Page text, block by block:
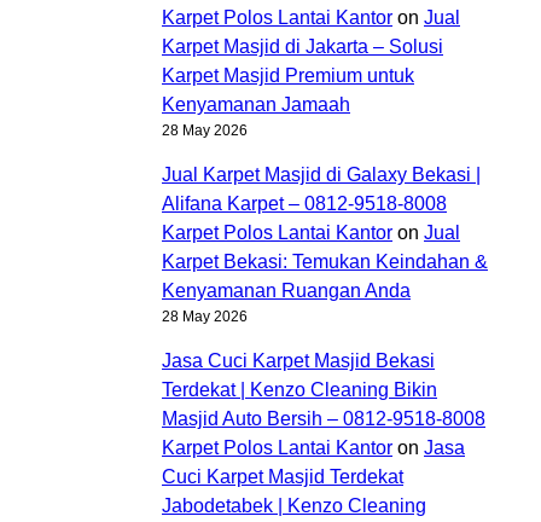
Karpet Polos Lantai Kantor on Jual
Karpet Masjid di Jakarta – Solusi
Karpet Masjid Premium untuk
Kenyamanan Jamaah
28 May 2026
Jual Karpet Masjid di Galaxy Bekasi |
Alifana Karpet – 0812-9518-8008
Karpet Polos Lantai Kantor on Jual
Karpet Bekasi: Temukan Keindahan &
Kenyamanan Ruangan Anda
28 May 2026
Jasa Cuci Karpet Masjid Bekasi
Terdekat | Kenzo Cleaning Bikin
Masjid Auto Bersih – 0812-9518-8008
Karpet Polos Lantai Kantor on Jasa
Cuci Karpet Masjid Terdekat
Jabodetabek | Kenzo Cleaning